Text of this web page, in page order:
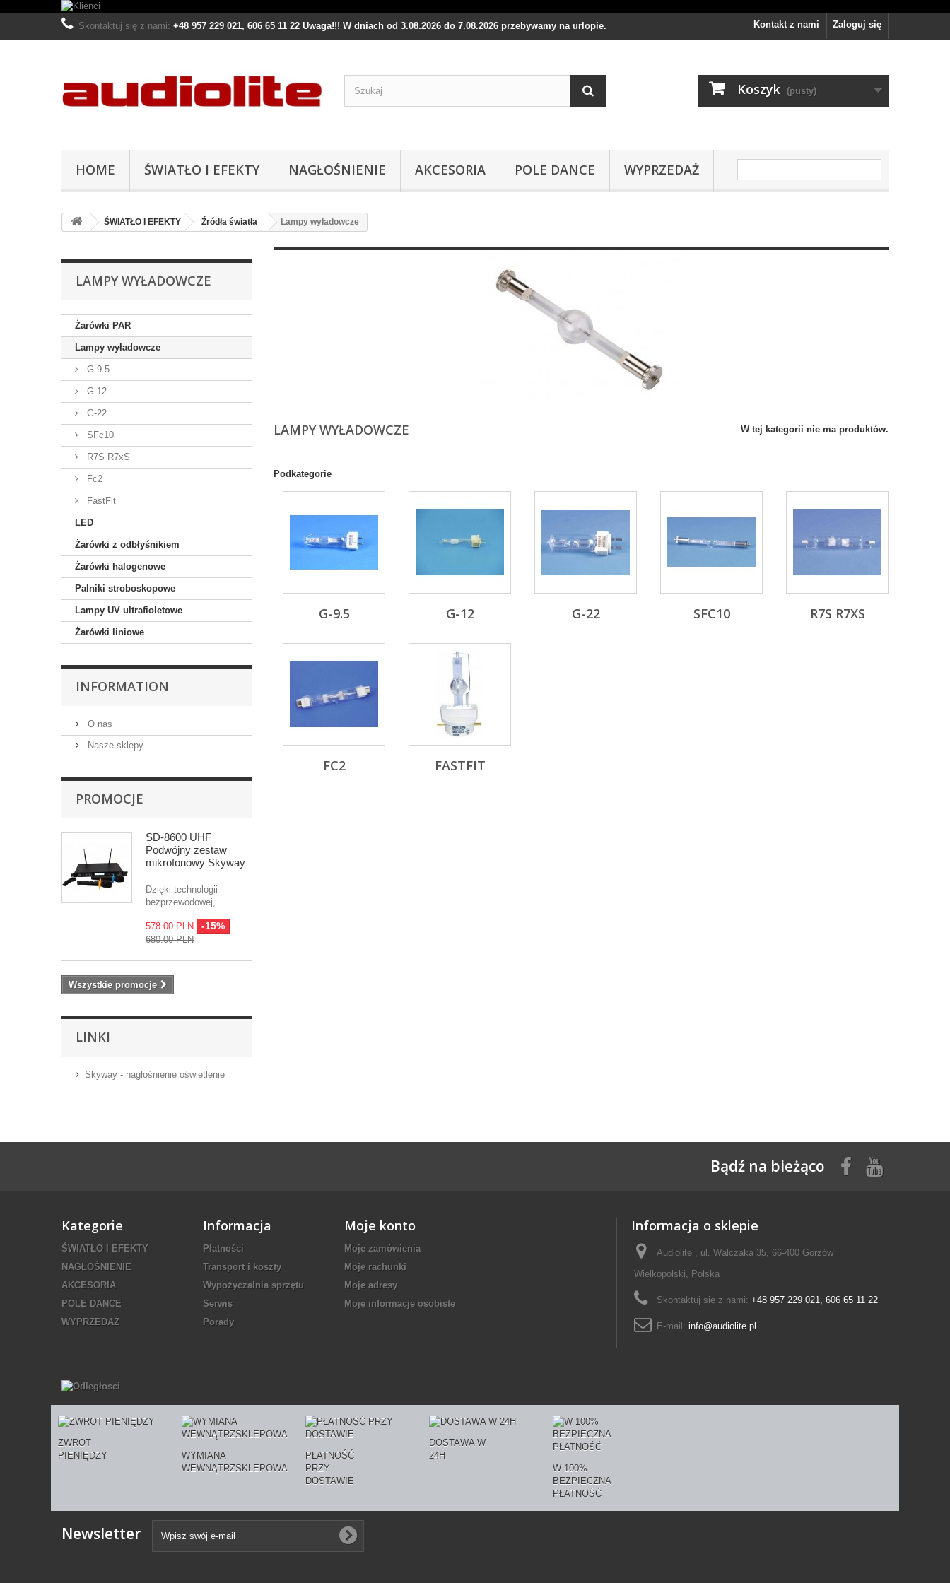
Zaloguj się
Kontakt z nami
Skontaktuj się z nami: +48 957 229 021, 606 65 11 22 Uwaga!!! W dniach od 3.08.2026 do 7.08.2026 przebywamy na urlopie.
Koszyk (pusty)
HOME ŚWIATŁO I EFEKTY NAGŁOŚNIENIE AKCESORIA POLE DANCE WYPRZEDAŻ
ŚWIATŁO I EFEKTY Źródła światła Lampy wyładowcze
LAMPY WYŁADOWCZE
Żarówki PAR
Lampy wyładowcze
G-9.5
G-12
G-22
SFc10
R7S R7xS
Fc2
FastFit
LED
Żarówki z odbłyśnikiem
Żarówki halogenowe
Palniki stroboskopowe
Lampy UV ultrafioletowe
Żarówki liniowe
INFORMATION
O nas
Nasze sklepy
PROMOCJE
SD-8600 UHF
Podwójny zestaw
mikrofonowy Skyway
Dzięki technologii
bezprzewodowej,...
578.00 PLN -15%
680.00 PLN
Wszystkie promocje
LINKI
Skyway - nagłośnienie oświetlenie
LAMPY WYŁADOWCZE W tej kategorii nie ma produktów.
Podkategorie
G-9.5 G-12 G-22 SFC10 R7S R7XS
FC2 FASTFIT
Bądź na bieżąco
Kategorie
ŚWIATŁO I EFEKTY
NAGŁOŚNIENIE
AKCESORIA
POLE DANCE
WYPRZEDAŻ
Informacja
Płatności
Transport i koszty
Wypożyczalnia sprzętu
Serwis
Porady
Moje konto
Moje zamówienia
Moje rachunki
Moje adresy
Moje informacje osobiste
Informacja o sklepie
Audiolite , ul. Walczaka 35, 66-400 Gorzów
Wielkopolski, Polska
Skontaktuj się z nami: +48 957 229 021, 606 65 11 22
E-mail: info@audiolite.pl
ZWROT
PIENIĘDZY
WYMIANA
WEWNĄTRZSKLEPOWA
PŁATNOŚĆ
PRZY
DOSTAWIE
DOSTAWA W
24H
W 100%
BEZPIECZNA
PŁATNOŚĆ
Newsletter